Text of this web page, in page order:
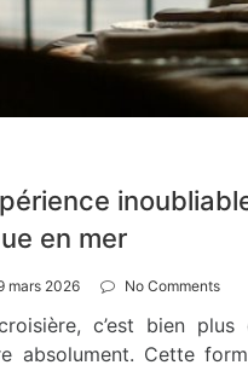
en mer
mars 2026 No Comments
c’est bien
absolument. Cette